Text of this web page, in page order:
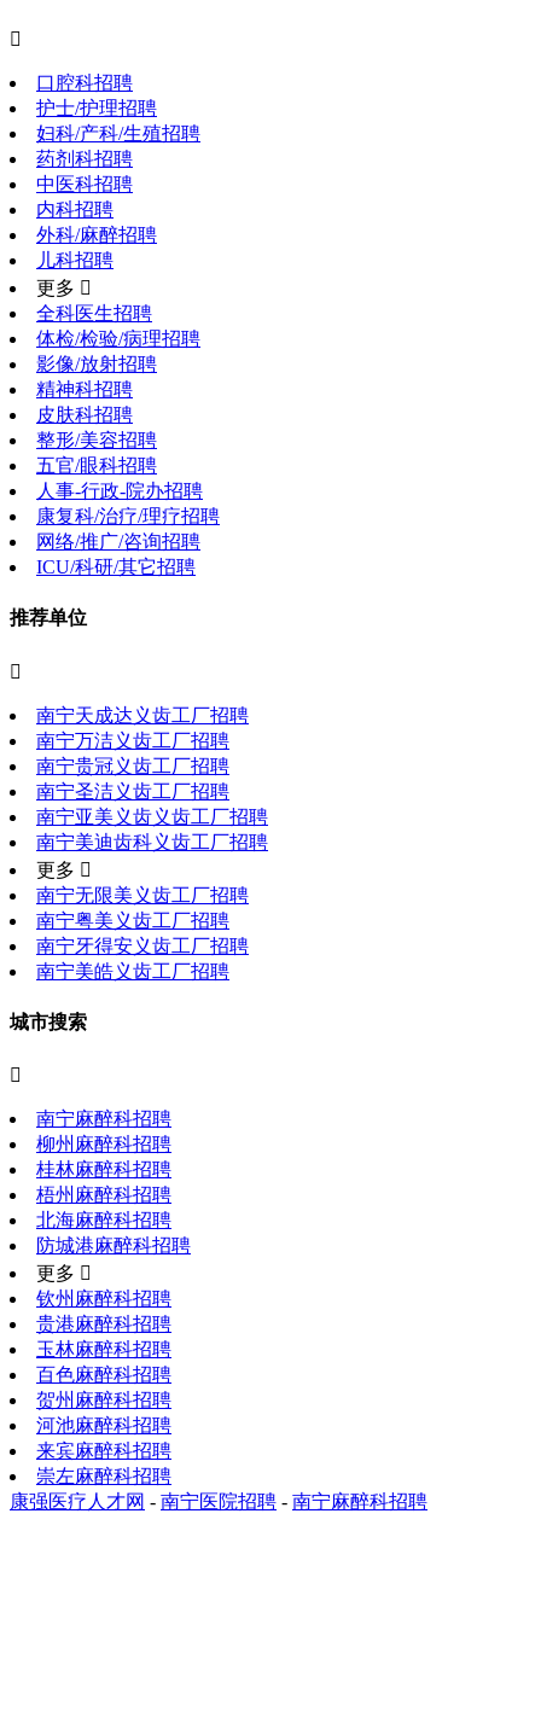

口腔科招聘
护士/护理招聘
妇科/产科/生殖招聘
药剂科招聘
中医科招聘
内科招聘
外科/麻醉招聘
儿科招聘
更多 
全科医生招聘
体检/检验/病理招聘
影像/放射招聘
精神科招聘
皮肤科招聘
整形/美容招聘
五官/眼科招聘
人事-行政-院办招聘
康复科/治疗/理疗招聘
网络/推广/咨询招聘
ICU/科研/其它招聘
推荐单位

南宁天成达义齿工厂招聘
南宁万洁义齿工厂招聘
南宁贵冠义齿工厂招聘
南宁圣洁义齿工厂招聘
南宁亚美义齿义齿工厂招聘
南宁美迪齿科义齿工厂招聘
更多 
南宁无限美义齿工厂招聘
南宁粤美义齿工厂招聘
南宁牙得安义齿工厂招聘
南宁美皓义齿工厂招聘
城市搜索

南宁麻醉科招聘
柳州麻醉科招聘
桂林麻醉科招聘
梧州麻醉科招聘
北海麻醉科招聘
防城港麻醉科招聘
更多 
钦州麻醉科招聘
贵港麻醉科招聘
玉林麻醉科招聘
百色麻醉科招聘
贺州麻醉科招聘
河池麻醉科招聘
来宾麻醉科招聘
崇左麻醉科招聘
康强医疗人才网 - 南宁医院招聘 - 南宁麻醉科招聘